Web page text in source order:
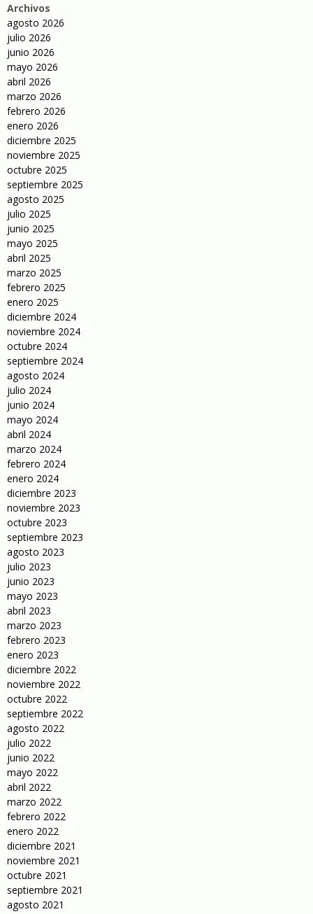
Archivos
agosto 2026
julio 2026
junio 2026
mayo 2026
abril 2026
marzo 2026
febrero 2026
enero 2026
diciembre 2025
noviembre 2025
octubre 2025
septiembre 2025
agosto 2025
julio 2025
junio 2025
mayo 2025
abril 2025
marzo 2025
febrero 2025
enero 2025
diciembre 2024
noviembre 2024
octubre 2024
septiembre 2024
agosto 2024
julio 2024
junio 2024
mayo 2024
abril 2024
marzo 2024
febrero 2024
enero 2024
diciembre 2023
noviembre 2023
octubre 2023
septiembre 2023
agosto 2023
julio 2023
junio 2023
mayo 2023
abril 2023
marzo 2023
febrero 2023
enero 2023
diciembre 2022
noviembre 2022
octubre 2022
septiembre 2022
agosto 2022
julio 2022
junio 2022
mayo 2022
abril 2022
marzo 2022
febrero 2022
enero 2022
diciembre 2021
noviembre 2021
octubre 2021
septiembre 2021
agosto 2021